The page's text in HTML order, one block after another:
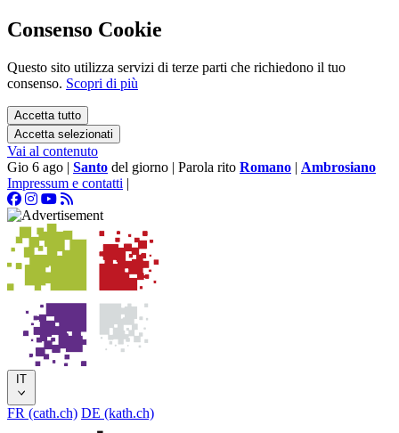
Consenso Cookie
Questo sito utilizza servizi di terze parti che richiedono il tuo
consenso. Scopri di più
Accetta tutto
Accetta selezionati
Vai al contenuto
Gio 6 ago | Santo del giorno | Parola rito Romano | Ambrosiano
Impressum e contatti |
IT
FR (cath.ch) DE (kath.ch)